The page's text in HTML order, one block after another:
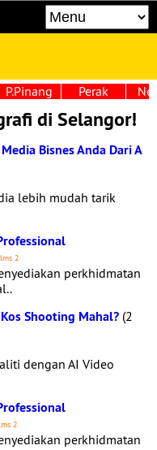
P.Pinang Perak
di Selangor!
Bisnes Anda Dari A
lebih mudah tarik
2
perkhidmatan
Shooting Mahal? (2
dengan AI Video
2
perkhidmatan